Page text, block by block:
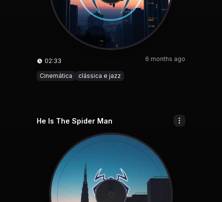
02:33 6 months ago
Cinemática clássica e jazz
He Is The Spider Man